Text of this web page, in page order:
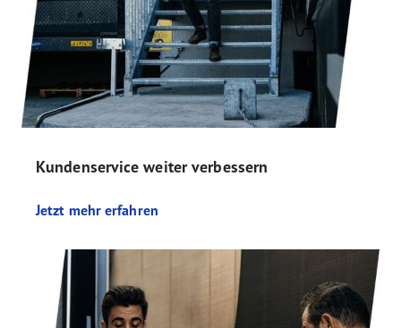
Kundenservice weiter verbessern
Jetzt mehr erfahren